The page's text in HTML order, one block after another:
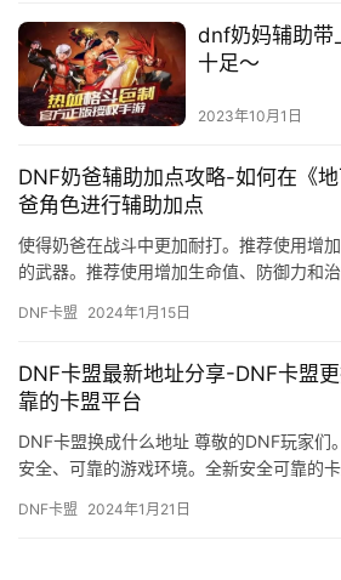
dnf奶妈辅助带
十足～
2023年10月1日
DNF奶爸辅助加点攻略-如何在《
爸角色进行辅助加点
使得奶爸在战斗中更加耐打。推荐使用增
的武器。推荐使用增加生命值、防御力和
DNF卡盟 2024年1月15日
DNF卡盟最新地址分享-DNF卡盟
靠的卡盟平台
DNF卡盟换成什么地址 尊敬的DNF玩家们
安全、可靠的游戏环境。全新安全可靠的
DNF卡盟 2024年1月21日